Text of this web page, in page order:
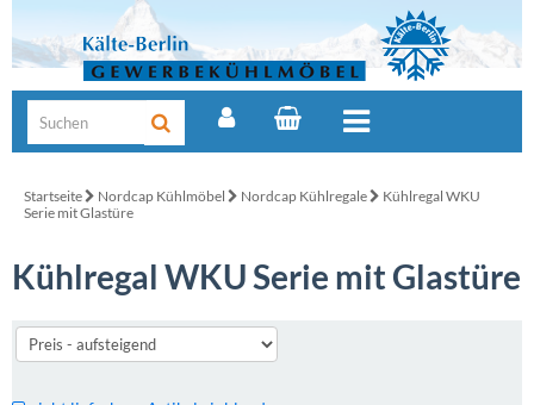
Startseite Nordcap Kühlmöbel Nordcap Kühlregale
Kühlregal WKU
Serie mit Glastüre
Kühlregal WKU Serie mit Glastüre